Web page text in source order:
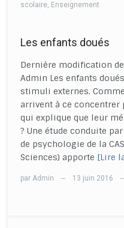
scolaire, Enseignement
Les enfants doués
Dernière modification
Admin Les enfants
stimuli externes.
arrivent à ce concentrer
qui explique que leur
? Une étude conduite
de psychologie de la
Sciences) apporte [Lire
par Admin — 13 juin 2016 —